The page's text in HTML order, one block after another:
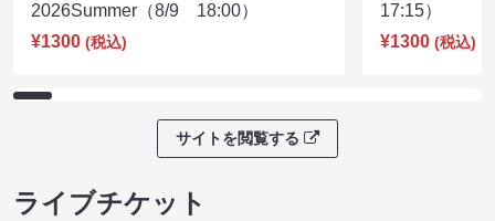
2026Summer（8/9 18:00）
¥1300 (税込)
17:15）
¥1300 (税込)
サイトを閲覧する
ライブチケット